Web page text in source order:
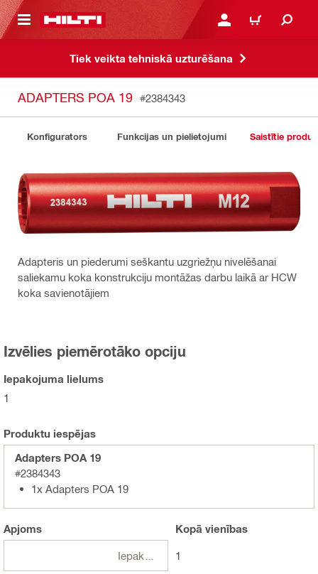
SATURU PIESLĒGTIES VAI
IEPIRKŠANĀS
Tiek veikta tehniskā uzturēšana
ADAPTERS POA 19 #2384343
Konfigurators Funkcijas un pielietojumi Saistītie
Adapteris un piederumi seškantu uzgriežņu nivelēšanai
saliekamu koka konstrukciju montāžas darbu laikā ar HCW
koka savienotājiem
Izvēlies piemērotāko opciju
Iepakojuma lielums
1
Produktu iespējas
Adapters POA 19
#2384343
1x Adapters POA 19
Apjoms Kopā vienības
1